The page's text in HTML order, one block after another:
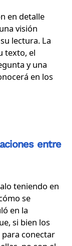
en detalle
visión
lectura. La
texto, el
y una
en los
entre
teniendo en
se
en la
si bien los
conectar